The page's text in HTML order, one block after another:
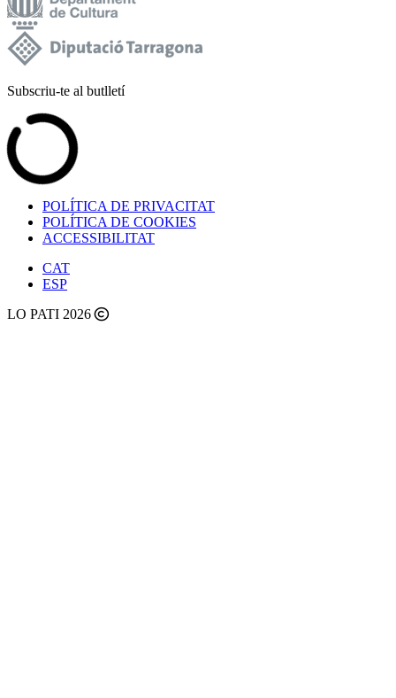
Subscriu-te al butlletí
POLÍTICA DE PRIVACITAT
POLÍTICA DE COOKIES
ACCESSIBILITAT
CAT
ESP
LO PATI 2026